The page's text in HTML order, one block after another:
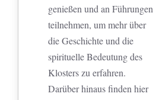
genießen und an Führungen
teilnehmen, um mehr über
die Geschichte und die
spirituelle Bedeutung des
Klosters zu erfahren.
Darüber hinaus finden hier